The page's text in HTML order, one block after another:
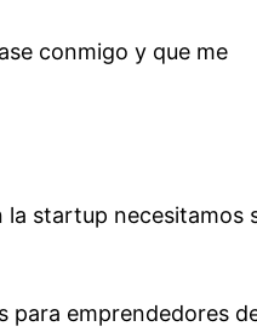
conmigo y que me
la startup necesitamos
para emprendedores